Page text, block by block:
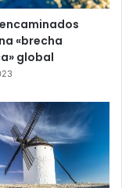
«brecha
global